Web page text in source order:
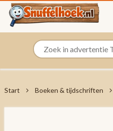
Start Boeken & tijdschriften